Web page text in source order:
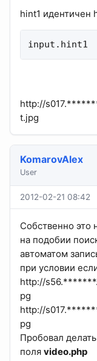
hint1 идентичен
input.hint1
http://
t.jpg
KomarovAlex
User
2012-02-21 08:42
Собственно это
на подобии
автоматом
при условии
http://
pg
http://
pg
Пробовал
поля video.php